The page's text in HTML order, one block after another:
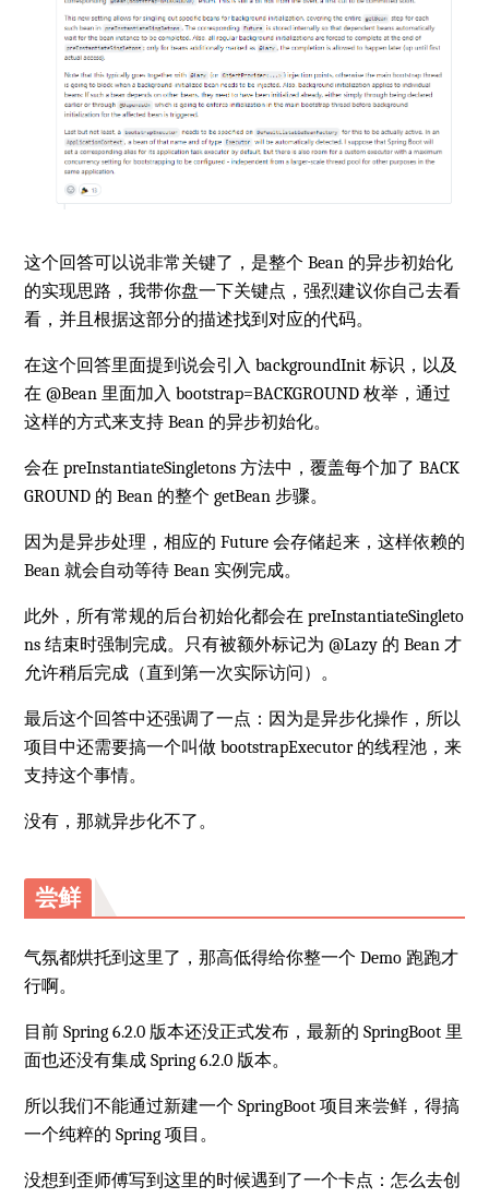
这个回答可以说非常关键了，是整个 Bean 的异步初始化
的实现思路，我带你盘一下关键点，强烈建议你自己去看
看，并且根据这部分的描述找到对应的代码。
在这个回答里面提到说会引入 backgroundInit 标识，以及
在 @Bean 里面加入 bootstrap=BACKGROUND 枚举，通过
这样的方式来支持 Bean 的异步初始化。
会在 preInstantiateSingletons 方法中，覆盖每个加了 BACK
GROUND 的 Bean 的整个 getBean 步骤。
因为是异步处理，相应的 Future 会存储起来，这样依赖的
Bean 就会自动等待 Bean 实例完成。
此外，所有常规的后台初始化都会在 preInstantiateSingleto
ns 结束时强制完成。只有被额外标记为 @Lazy 的 Bean 才
允许稍后完成（直到第一次实际访问）。
最后这个回答中还强调了一点：因为是异步化操作，所以
项目中还需要搞一个叫做 bootstrapExecutor 的线程池，来
支持这个事情。
没有，那就异步化不了。
尝鲜
气氛都烘托到这里了，那高低得给你整一个 Demo 跑跑才
行啊。
目前 Spring 6.2.0 版本还没正式发布，最新的 SpringBoot 里
面也还没有集成 Spring 6.2.0 版本。
所以我们不能通过新建一个 SpringBoot 项目来尝鲜，得搞
一个纯粹的 Spring 项目。
没想到歪师傅写到这里的时候遇到了一个卡点：怎么去创